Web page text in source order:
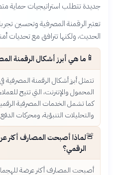
تتطلب استراتيجيات حماية متطورة.
الرقمنة المصرفية وتحسين تجربة
ولكنها تترافق مع تحديات أمنية
ما هي أبرز أشكال الرقمنة المصرفية
تتمثل أبرز أشكال الرقمنة المصرفية في
المحمول والإنترنت، التي تتيح للعملاء
كما تشمل الخدمات المصرفية الرقمية
والتحليلات التنبؤية، ومحركات الدفع
لماذا أصبحت المصارف أكثر عرضة
الرقمي؟
أصبحت المصارف أكثر عرضة للهجمات